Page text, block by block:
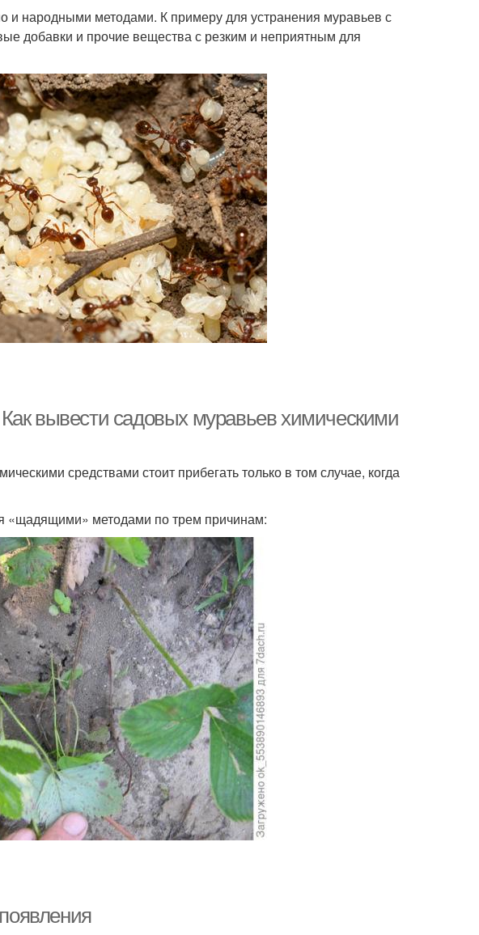
народными методами. К примеру для устранения муравьев с
добавки и прочие вещества с резким и неприятным для
вывести садовых муравьев химическими
средствами стоит прибегать только в том случае, когда
«щадящими» методами по трем причинам: